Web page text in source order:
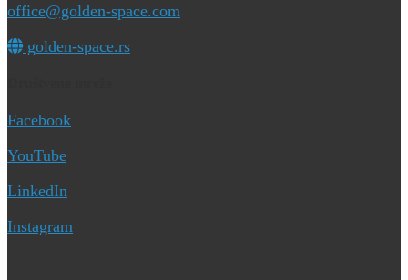
office@golden-space.com
golden-space.rs
Facebook
YouTube
LinkedIn
Instagram